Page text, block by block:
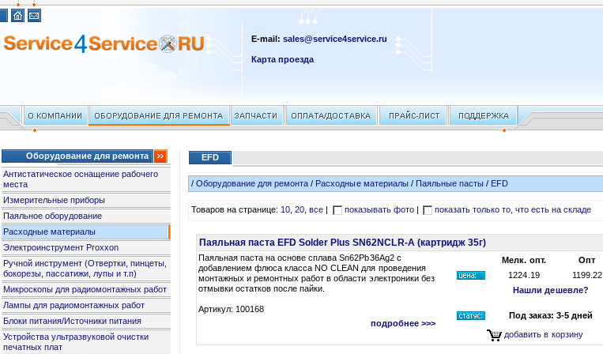
E-mail:sales@service4service.ru
Карта проезда
Оборудование для ремонта
Антистатическое оснащение рабочего
места
Измерительные приборы
Паяльное оборудование
Расходные материалы
Электроинструмент Proxxon
Ручной инструмент (Отвертки, пинцеты,
бокорезы, пассатижи, лупы и т.п)
Микроскопы для радиомонтажных работ
Лампы для радиомонтажных работ
Блоки питания/Источники питания
Устройства ультразвуковой очистки
печатных плат
EFD
/Оборудование для ремонта / Расходные материалы/ Паяльные пасты/ EFD
Товаров на странице:10,20,все показывать фото| показать только то, что есть на складе
Паяльная паста EFD Solder Plus SN62NCLR-A (картридж 35г)
Паяльная паста на основе сплава Sn62Pb36Ag2 с
добавлением флюса класса NO CLEAN для проведения
монтажных и ремонтных работ в области электроники без
отмывки остатков после пайки.
Артикул: 100168
подробнее >>>
Мелк. опт.
Опт
1224.19
1199.22
Нашли дешевле?
Под заказ: 3-5 дней
добавить в корзину